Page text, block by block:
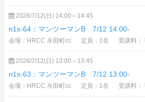
2026/7/12(日) 14:00～14:45
n1s-64：マンツーマンB 7/12 14:00-
会場：HRCC 永田町cc 定員：1名 受講料：
2026/7/12(日) 13:00～13:45
n1s-63：マンツーマンB 7/12 13:00-
会場：HRCC 永田町cc 定員：1名 受講料：